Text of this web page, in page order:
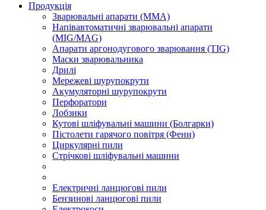
Продукція
Зварювальні апарати (ММА)
Напівавтоматичні зварювальні апарати
(MIG/MAG)
Апарати аргонодугового зварювання (TIG)
Маски зварювальника
Дрилі
Мережеві шурупокрути
Акумуляторні шурупокрути
Перфоратори
Лобзики
Кутові шліфувальні машини (Болгарки)
Пістолети гарячого повітря (Фени)
Циркулярні пили
Стрічкові шліфувальні машини
Електричні ланцюгові пили
Бензинові ланцюгові пили